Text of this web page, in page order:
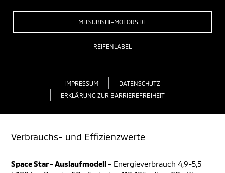
MITSUBISHI-MOTORS.DE
REIFENLABEL
IMPRESSUM
DATENSCHUTZ
ERKLÄRUNG ZUR BARRIEREFREIHEIT
Verbrauchs- und Effizienzwerte
Space Star - Auslaufmodell - Energieverbrauch 4,9-5,5